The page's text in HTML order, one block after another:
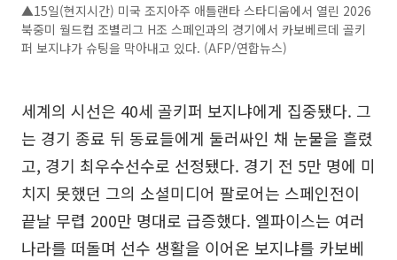
▲15일(현지시간) 미국 조지아주 애틀랜타 스타디움에서 열린 2026
북중미 월드컵 조별리그 H조 스페인과의 경기에서 카보베르데 골키
퍼 보지냐가 슈팅을 막아내고 있다. (AFP/연합뉴스)
세계의 시선은 40세 골키퍼 보지냐에게 집중됐다. 그
는 경기 종료 뒤 동료들에게 둘러싸인 채 눈물을 흘렸
고, 경기 최우수선수로 선정됐다. 경기 전 5만 명에 미
치지 못했던 그의 소셜미디어 팔로어는 스페인전이
끝날 무렵 200만 명대로 급증했다. 엘파이스는 여러
나라를 떠돌며 선수 생활을 이어온 보지냐를 카보베